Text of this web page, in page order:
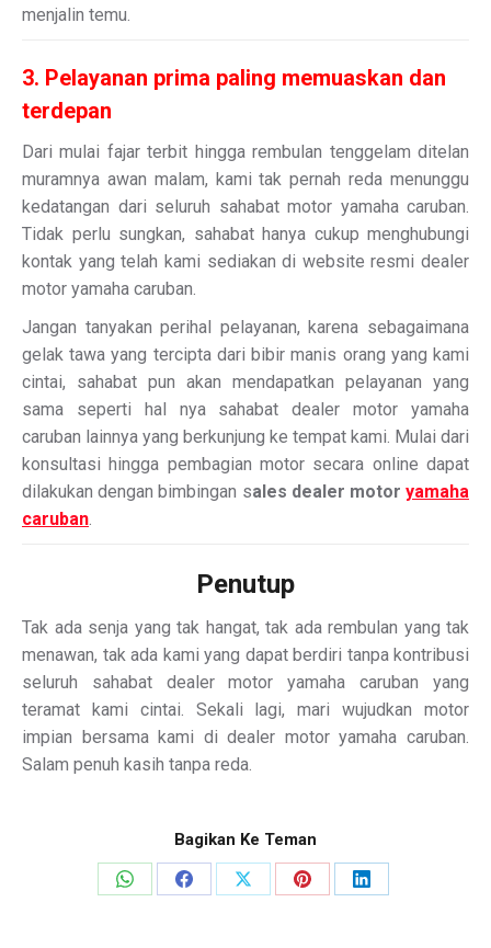
menjalin temu.
3. Pelayanan prima paling memuaskan dan
terdepan
Dari mulai fajar terbit hingga rembulan tenggelam ditelan
muramnya awan malam, kami tak pernah reda menunggu
kedatangan dari seluruh sahabat motor yamaha caruban.
Tidak perlu sungkan, sahabat hanya cukup menghubungi
kontak yang telah kami sediakan di website resmi dealer
motor yamaha caruban.
Jangan tanyakan perihal pelayanan, karena sebagaimana
gelak tawa yang tercipta dari bibir manis orang yang kami
cintai, sahabat pun akan mendapatkan pelayanan yang
sama seperti hal nya sahabat dealer motor yamaha
caruban lainnya yang berkunjung ke tempat kami. Mulai dari
konsultasi hingga pembagian motor secara online dapat
dilakukan dengan bimbingan sales dealer motor yamaha
caruban.
Penutup
Tak ada senja yang tak hangat, tak ada rembulan yang tak
menawan, tak ada kami yang dapat berdiri tanpa kontribusi
seluruh sahabat dealer motor yamaha caruban yang
teramat kami cintai. Sekali lagi, mari wujudkan motor
impian bersama kami di dealer motor yamaha caruban.
Salam penuh kasih tanpa reda.
Bagikan Ke Teman
Share
Share
Share
Share
Share